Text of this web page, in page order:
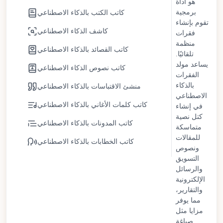
يستمر كتّاب الذكاء الاصطناعي في التطور مع تحسينات في
فهم السياق وتكييف النبرة والمرونة الأسلوبية. يظل الإشراف
البشري ضروريًا للحفاظ على الأصالة والرؤية الاستراتيجية
والمسؤولية الأخلاقية. بدلاً من استبدال الكتّاب البشريين، يعمل
كتّاب الذكاء الاصطناعي كشركاء تعاونيين يبسطون المهام
المتكررة مع دعم الإبداع وصنع القرار بقيادة الإنسان.
كاتب الكتب بالذكاء الاصطناعي
كاشف الذكاء الاصطناعي
كاتب القصائد بالذكاء الاصطناعي
كاتب نصوص الذكاء الاصطناعي
منشئ الاقتباسات بالذكاء الاصطناعي
كاتب كلمات الأغاني بالذكاء الاصطناعي
كاتب المدونات بالذكاء الاصطناعي
كاتب الخطابات بالذكاء الاصطناعي
هو أداة
برمجية
تقوم بإنشاء
فقرات
منظمة
تلقائيًا.
يساعد مولد
الفقرات
بالذكاء
الاصطناعي
في إنشاء
كتل نصية
متماسكة
للمقالات
ونصوص
التسويق
والرسائل
الإلكترونية
والتقارير،
مما يوفر
مزايا مثل
صياغة